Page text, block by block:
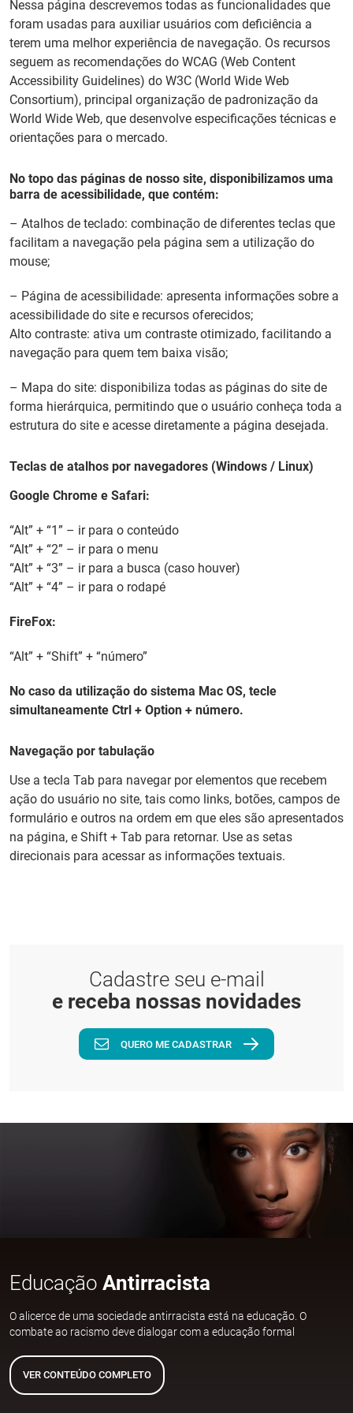
Nessa página descrevemos todas as funcionalidades que
foram usadas para auxiliar usuários com deficiência a
terem uma melhor experiência de navegação. Os recursos
seguem as recomendações do WCAG (Web Content
Accessibility Guidelines) do W3C (World Wide Web
Consortium), principal organização de padronização da
World Wide Web, que desenvolve especificações técnicas e
orientações para o mercado.
No topo das páginas de nosso site, disponibilizamos uma
barra de acessibilidade, que contém:
– Atalhos de teclado: combinação de diferentes teclas que
facilitam a navegação pela página sem a utilização do
mouse;
– Página de acessibilidade: apresenta informações sobre a
acessibilidade do site e recursos oferecidos;
Alto contraste: ativa um contraste otimizado, facilitando a
navegação para quem tem baixa visão;
– Mapa do site: disponibiliza todas as páginas do site de
forma hierárquica, permitindo que o usuário conheça toda a
estrutura do site e acesse diretamente a página desejada.
Teclas de atalhos por navegadores (Windows / Linux)
Google Chrome e Safari:
“Alt” + “1” – ir para o conteúdo
“Alt” + “2” – ir para o menu
“Alt” + “3” – ir para a busca (caso houver)
“Alt” + “4” – ir para o rodapé
FireFox:
“Alt” + “Shift” + “número”
No caso da utilização do sistema Mac OS, tecle
simultaneamente Ctrl + Option + número.
Navegação por tabulação
Use a tecla Tab para navegar por elementos que recebem
ação do usuário no site, tais como links, botões, campos de
formulário e outros na ordem em que eles são apresentados
na página, e Shift + Tab para retornar. Use as setas
direcionais para acessar as informações textuais.
Cadastre seu e-mail
e receba nossas novidades
QUERO ME CADASTRAR
Educação Antirracista
O alicerce de uma sociedade antirracista está na educação. O
combate ao racismo deve dialogar com a educação formal
VER CONTEÚDO COMPLETO